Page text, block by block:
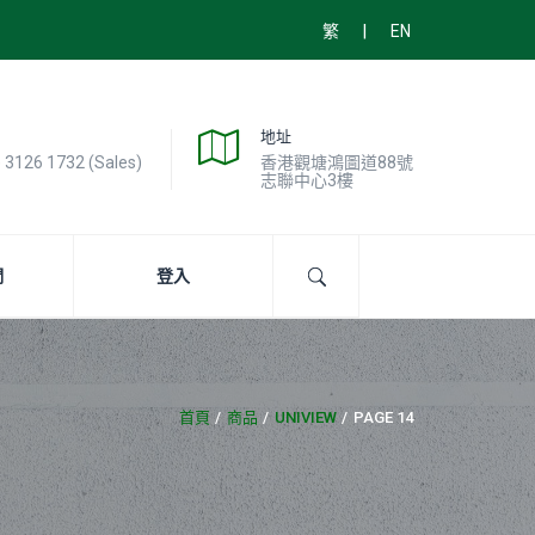
繁 | EN
1732 (Sales)
地址
香港觀塘鴻圖道88號
志聯中心3樓
登入
首頁 商品 UNIVIEW PAGE 14